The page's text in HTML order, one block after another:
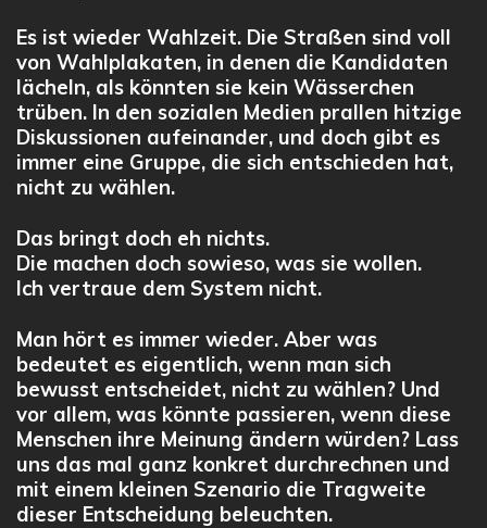
g
s
Es ist wieder Wahlzeit. Die Straßen sind voll
von Wahlplakaten, in denen die Kandidaten
lächeln, als könnten sie kein Wässerchen
trüben. In den sozialen Medien prallen hitzige
Diskussionen aufeinander, und doch gibt es
immer eine Gruppe, die sich entschieden hat,
nicht zu wählen.
Das bringt doch eh nichts.
Die machen doch sowieso, was sie wollen.
Ich vertraue dem System nicht.
Man hört es immer wieder. Aber was
bedeutet es eigentlich, wenn man sich
bewusst entscheidet, nicht zu wählen? Und
vor allem, was könnte passieren, wenn diese
Menschen ihre Meinung ändern würden? Lass
uns das mal ganz konkret durchrechnen und
mit einem kleinen Szenario die Tragweite
dieser Entscheidung beleuchten.